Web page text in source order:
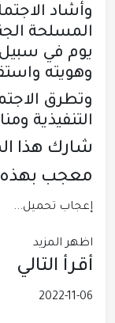
وأشاد
المسلحة
يوم في
وهويته
وتطرق
التنفيذية
شارك هذا
معجب
إعجاب تحميل...
اظهر المزيد
أقرأ التالي
2022-11-06